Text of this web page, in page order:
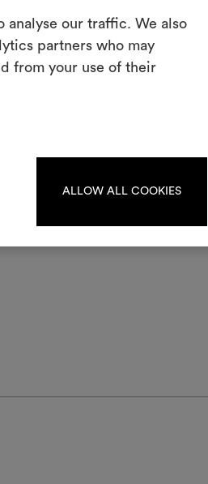
analyse our traffic. We also
partners who may
from your use of their
ALLOW ALL COOKIES
des
pour donner vie à vos idées et
S'IDENTIFIER